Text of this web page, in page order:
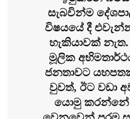
සැබවින්ම
විෂයයේ දී
හැකියාවක්
මූලික
ජනතාවට
වුවත්, ඊට වඩා
යොමු කරන්නේ